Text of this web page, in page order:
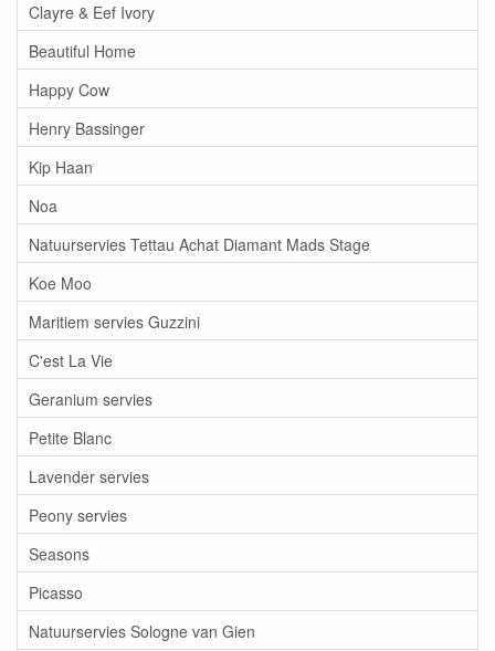
Clayre & Eef Ivory
Beautiful Home
Happy Cow
Henry Bassinger
Kip Haan
Noa
Natuurservies Tettau Achat Diamant Mads Stage
Koe Moo
Maritiem servies Guzzini
C'est La Vie
Geranium servies
Petite Blanc
Lavender servies
Peony servies
Seasons
Picasso
Natuurservies Sologne van Gien